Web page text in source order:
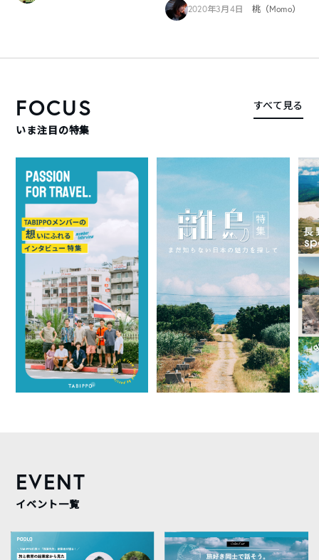
2020年3月4日 桃（Momo）
FOCUS
いま注目の特集
すべて見る
EVENT
イベント一覧